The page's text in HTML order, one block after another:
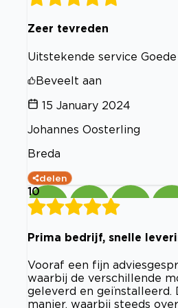
Zeer tevreden
Uitstekende service
Beveelt aan
15 January 2024
Johannes Oosterling
Breda
delen
10
Prima bedrijf, snelle
Vooraf een fijn
waarbij de verschillende
geleverd en geïnstalleerd.
manier, waarbij steeds